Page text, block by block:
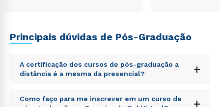
Principais dúvidas de Pós-Graduação
A certificação dos cursos de pós-graduação a
distância é a mesma da presencial?
+
Sed ut perspiciatis unde omnis iste natus error sit
voluptatem accusantium doloremque laudantium,
Como faço para me inscrever em um curso de
+